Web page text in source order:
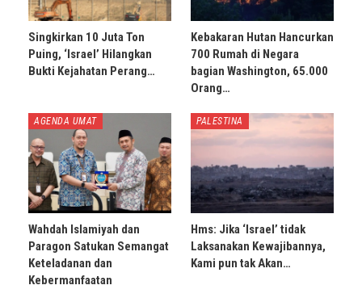
Singkirkan 10 Juta Ton
Puing, ‘Israel’ Hilangkan
Bukti Kejahatan Perang…
Kebakaran Hutan Hancurkan
700 Rumah di Negara
bagian Washington, 65.000
Orang…
AGENDA UMAT
Wahdah Islamiyah dan
Paragon Satukan Semangat
Keteladanan dan
Kebermanfaatan
PALESTINA
Hms: Jika ‘Israel’ tidak
Laksanakan Kewajibannya,
Kami pun tak Akan…